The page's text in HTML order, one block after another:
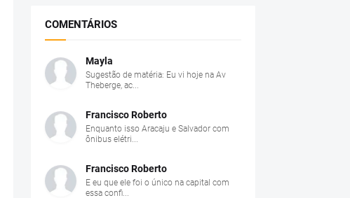
COMENTÁRIOS
Mayla
Sugestão de matéria: Eu vi hoje na Av
Theberge, ac...
Francisco Roberto
Enquanto isso Aracaju e Salvador com
ônibus elétri...
Francisco Roberto
E eu que ele foi o único na capital com
essa confi...